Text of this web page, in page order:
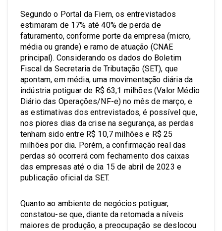
Segundo o Portal da Fiern, os entrevistados
estimaram de 17% até 40% de perda de
faturamento, conforme porte da empresa (micro,
média ou grande) e ramo de atuação (CNAE
principal). Considerando os dados do Boletim
Fiscal da Secretaria de Tributação (SET), que
apontam, em média, uma movimentação diária da
indústria potiguar de R$ 63,1 milhões (Valor Médio
Diário das Operações/NF-e) no mês de março, e
as estimativas dos entrevistados, é possível que,
nos piores dias da crise na segurança, as perdas
tenham sido entre R$ 10,7 milhões e R$ 25
milhões por dia. Porém, a confirmação real das
perdas só ocorrerá com fechamento dos caixas
das empresas até o dia 15 de abril de 2023 e
publicação oficial da SET.
Quanto ao ambiente de negócios potiguar,
constatou-se que, diante da retomada a níveis
maiores de produção, a preocupação se deslocou